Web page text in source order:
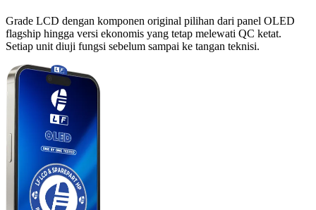
Grade LCD dengan komponen original pilihan dari panel OLED
flagship hingga versi ekonomis yang tetap melewati QC ketat.
Setiap unit diuji fungsi sebelum sampai ke tangan teknisi.